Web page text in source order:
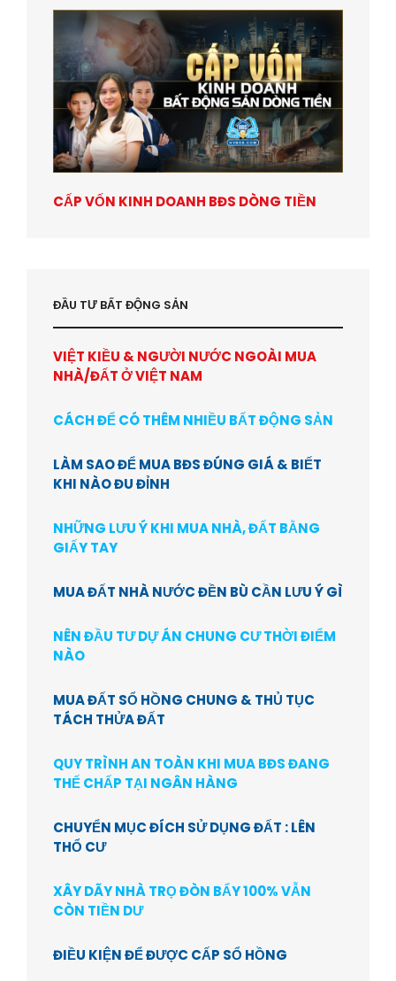
CẤP VỐN KINH DOANH BĐS DÒNG TIỀN
ĐẦU TƯ BẤT ĐỘNG SẢN
VIỆT KIỀU & NGƯỜI NƯỚC NGOÀI MUA
NHÀ/ĐẤT Ở VIỆT NAM
CÁCH ĐỂ CÓ THÊM NHIỀU BẤT ĐỘNG SẢN
LÀM SAO ĐỂ MUA BĐS ĐÚNG GIÁ & BIẾT
KHI NÀO ĐU ĐỈNH
NHỮNG LƯU Ý KHI MUA NHÀ, ĐẤT BẰNG
GIẤY TAY
MUA ĐẤT NHÀ NƯỚC ĐỀN BÙ CẦN LƯU Ý GÌ
NÊN ĐẦU TƯ DỰ ÁN CHUNG CƯ THỜI ĐIỂM
NÀO
MUA ĐẤT SỔ HỒNG CHUNG & THỦ TỤC
TÁCH THỬA ĐẤT
QUY TRÌNH AN TOÀN KHI MUA BĐS ĐANG
THẾ CHẤP TẠI NGÂN HÀNG
CHUYỂN MỤC ĐÍCH SỬ DỤNG ĐẤT : LÊN
THỔ CƯ
XÂY DÃY NHÀ TRỌ ĐÒN BẨY 100% VẪN
CÒN TIỀN DƯ
ĐIỀU KIỆN ĐỂ ĐƯỢC CẤP SỔ HỒNG